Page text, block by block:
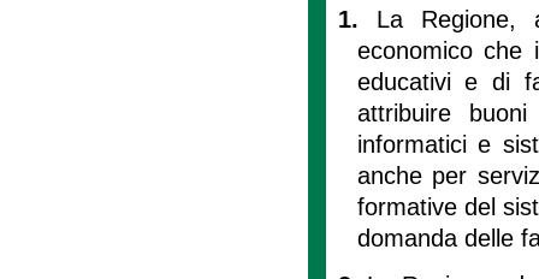
1. La Regione,
economico che
educativi e di
attribuire
informatici e
anche per
formative del
domanda delle